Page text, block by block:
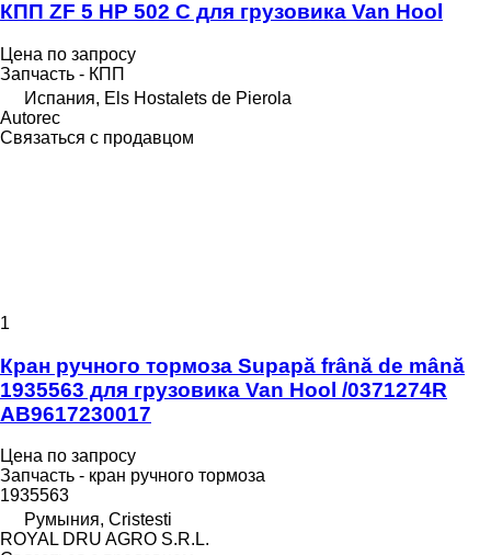
КПП ZF 5 HP 502 C для грузовика Van Hool
Цена по запросу
Запчасть - КПП
Испания, Els Hostalets de Pierola
Autorec
Связаться с продавцом
1
Кран ручного тормоза Supapă frână de mână
1935563 для грузовика Van Hool /0371274R
AB9617230017
Цена по запросу
Запчасть - кран ручного тормоза
1935563
Румыния, Cristesti
ROYAL DRU AGRO S.R.L.